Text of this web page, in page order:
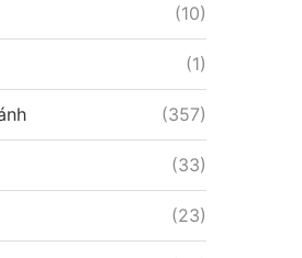
(10)
(1)
(357)
(33)
(23)